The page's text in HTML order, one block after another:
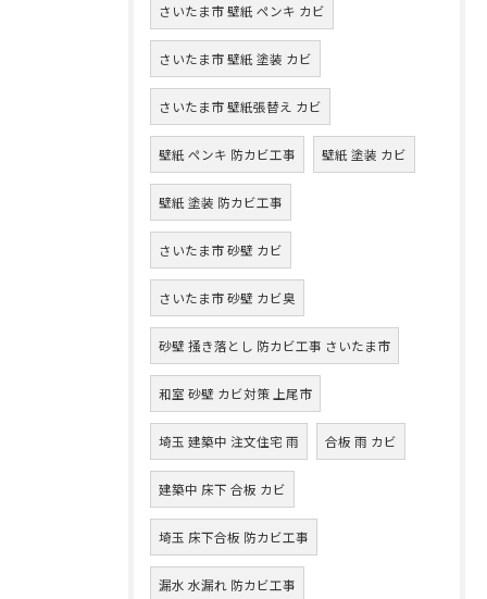
さいたま市 壁紙 ペンキ カビ
さいたま市 壁紙 塗装 カビ
さいたま市 壁紙張替え カビ
壁紙 ペンキ 防カビ工事 壁紙 塗装 カビ
壁紙 塗装 防カビ工事
さいたま市 砂壁 カビ
さいたま市 砂壁 カビ臭
砂壁 掻き落とし 防カビ工事 さいたま市
和室 砂壁 カビ対策 上尾市
埼玉 建築中 注文住宅 雨 合板 雨 カビ
建築中 床下 合板 カビ
埼玉 床下合板 防カビ工事
漏水 水漏れ 防カビ工事